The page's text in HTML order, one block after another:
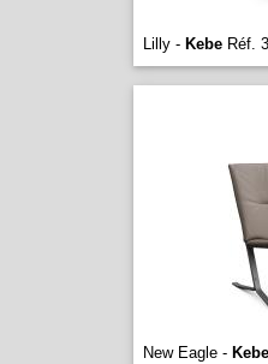
Lilly - KebeRéf.
New Eagle - Kebe